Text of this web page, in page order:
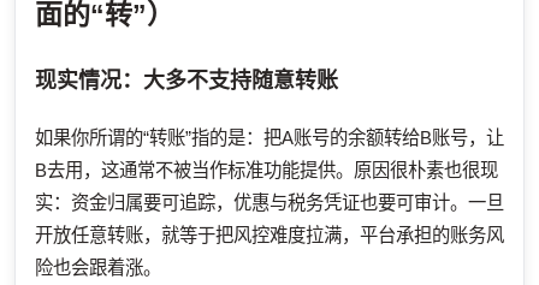
面的“转”）
现实情况：大多不支持随意转账
如果你所谓的“转账”指的是：把A账号的余额转给B账号，让
B去用，这通常不被当作标准功能提供。原因很朴素也很现
实：资金归属要可追踪，优惠与税务凭证也要可审计。一旦
开放任意转账，就等于把风控难度拉满，平台承担的账务风
险也会跟着涨。